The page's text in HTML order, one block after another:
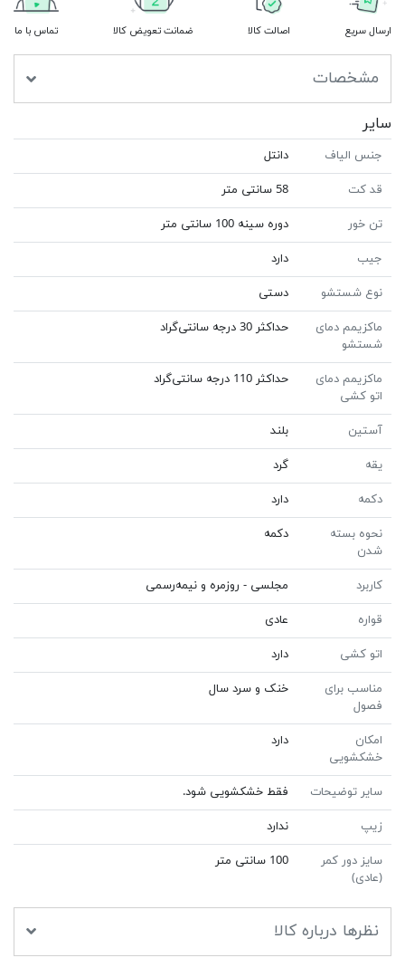
ارسال سریع اصالت کالا ضمانت تعویض کالا تماس با ما
مشخصات
سایر
جنس الیاف دانتل
قد کت 58 سانتی متر
تن خور دوره سینه 100 سانتی متر
جیب دارد
نوع شستشو دستی
ماکزیمم دمای
شستشو
حداکثر 30 درجه سانتی‌گراد
ماکزیمم دمای
اتو کشی
حداکثر 110 درجه سانتی‌گراد
آستین بلند
یقه گرد
دکمه دارد
نحوه بسته
شدن
دکمه
کاربرد مجلسی - روزمره و نیمه‌رسمی
قواره عادی
اتو کشی دارد
مناسب برای
فصول
خنک و سرد سال
امکان
خشکشویی
دارد
سایر توضیحات فقط خشکشویی شود.
زیپ ندارد
سایز دور کمر
(عادی)
100 سانتی متر
نظرها درباره کالا